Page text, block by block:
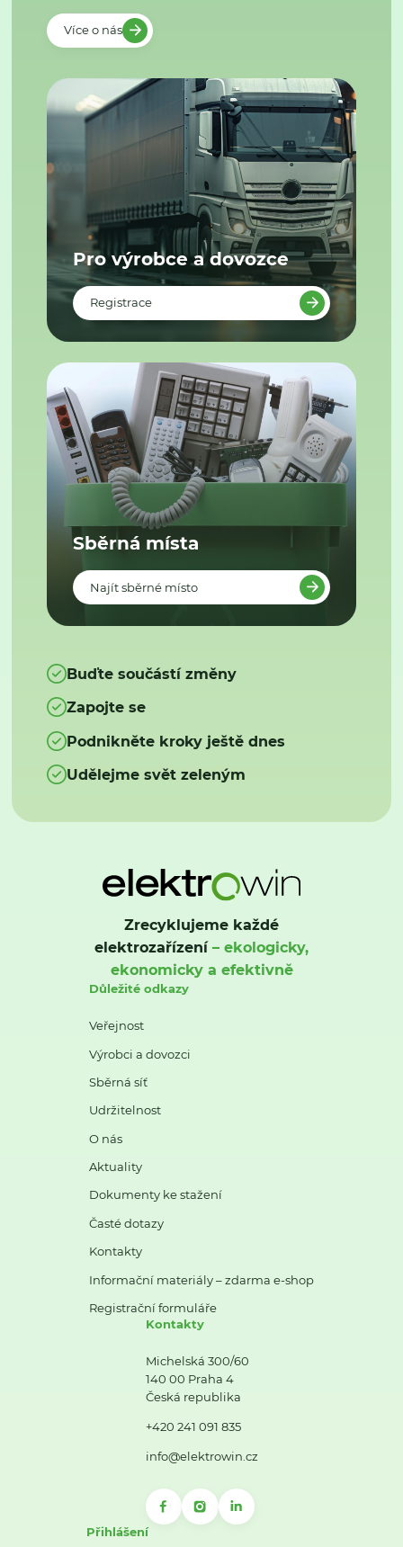
Více o nás
Pro výrobce a dovozce
Registrace
Sběrná místa
Najít sběrné místo
Buďte součástí změny
Zapojte se
Podnikněte kroky ještě dnes
Udělejme svět zeleným
Zrecyklujeme každé
elektrozařízení– ekologicky,
ekonomicky a efektivně
Důležité odkazy
Veřejnost
Výrobci a dovozci
Sběrná síť
Udržitelnost
O nás
Aktuality
Dokumenty ke stažení
Časté dotazy
Kontakty
Informační materiály – zdarma e-shop
Registrační formuláře
Kontakty
Michelská 300/60
140 00 Praha 4
Česká republika
+420 241 091 835
info@elektrowin.cz
Přihlášení